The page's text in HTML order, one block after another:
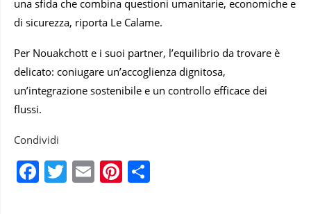
una sfida che combina questioni umanitarie, economiche e
di sicurezza, riporta Le Calame.
Per Nouakchott e i suoi partner, l’equilibrio da trovare è
delicato: coniugare un’accoglienza dignitosa,
un’integrazione sostenibile e un controllo efficace dei
flussi.
Condividi
Facebook
Twitter
EmailPinterest